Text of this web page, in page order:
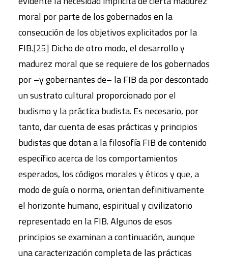
moral por parte de los gobernados en la
consecución de los objetivos explicitados por la
FIB.[25] Dicho de otro modo, el desarrollo y
madurez moral que se requiere de los gobernados
por –y gobernantes de– la FIB da por descontado
un sustrato cultural proporcionado por el
budismo y la práctica budista. Es necesario, por
tanto, dar cuenta de esas prácticas y principios
budistas que dotan a la filosofía FIB de contenido
específico acerca de los comportamientos
esperados, los códigos morales y éticos y que, a
modo de guía o norma, orientan definitivamente
el horizonte humano, espiritual y civilizatorio
representado en la FIB. Algunos de esos
principios se examinan a continuación, aunque
una caracterización completa de las prácticas